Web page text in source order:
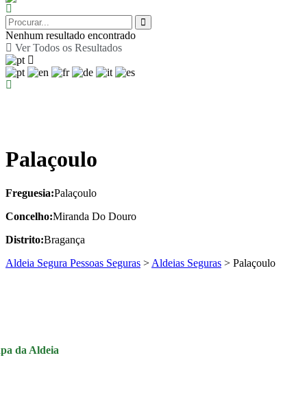
Nenhum resultado encontrado
Ver Todos os Resultados
Palaçoulo
Freguesia:Palaçoulo
Concelho:Miranda Do Douro
Distrito:Bragança
Aldeia Segura Pessoas Seguras > Aldeias Seguras > Palaçoulo
da Aldeia